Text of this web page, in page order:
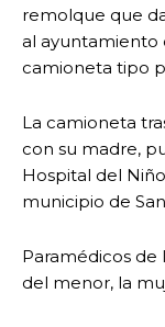
remolque que
al ayuntamiento
camioneta tipo
La camioneta
con su madre,
Hospital del
municipio de
Paramédicos de
del menor, la